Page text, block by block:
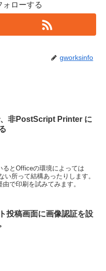
ォローする
gworksinfo
、非PostScript Printer に
るとOfficeの環境によっては
所って結構あったりします。
で印刷を試みてみます。
投稿画面に画像認証を設